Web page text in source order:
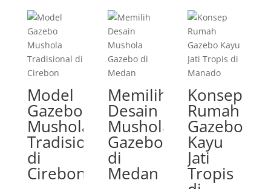
Model
Gazebo
Mushola
Tradisional
di
Cirebon
Memilih
Desain
Mushola
Gazebo
di
Medan
Konsep
Rumah
Gazebo
Kayu
Jati
Tropis